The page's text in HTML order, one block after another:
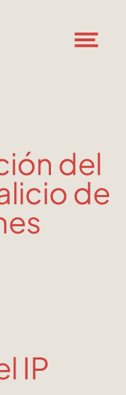
del
de
IP